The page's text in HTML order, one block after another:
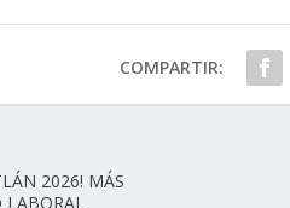
COMPARTIR:
2026! MÁS